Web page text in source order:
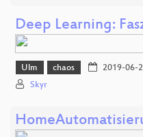
Deep Learning:
Ulm chaos 2019-06-
Skyr